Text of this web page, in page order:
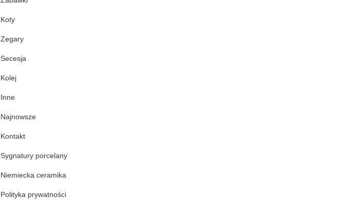
Koty
Zegary
Secesja
Kolej
Inne
Najnowsze
Kontakt
Sygnatury porcelany
Niemiecka ceramika
Polityka prywatności